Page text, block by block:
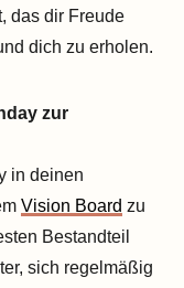
das dir Freude
dich zu erholen.
zur
in deinen
Vision Board zu
Bestandteil
sich regelmäßig